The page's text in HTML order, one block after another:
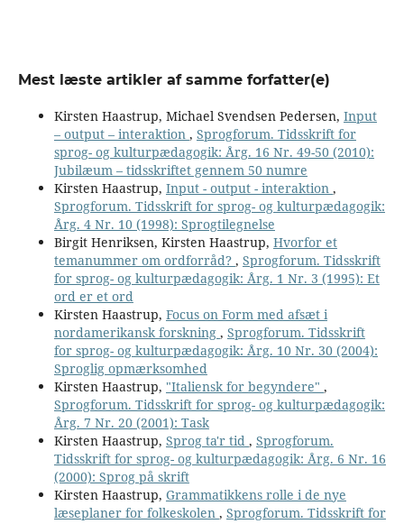
Mest læste artikler af samme forfatter(e)
Kirsten Haastrup, Michael Svendsen Pedersen, Input
– output – interaktion , Sprogforum. Tidsskrift for
sprog- og kulturpædagogik: Årg. 16 Nr. 49-50 (2010):
Jubilæum – tidsskriftet gennem 50 numre
Kirsten Haastrup, Input - output - interaktion ,
Sprogforum. Tidsskrift for sprog- og kulturpædagogik:
Årg. 4 Nr. 10 (1998): Sprogtilegnelse
Birgit Henriksen, Kirsten Haastrup, Hvorfor et
temanummer om ordforråd? , Sprogforum. Tidsskrift
for sprog- og kulturpædagogik: Årg. 1 Nr. 3 (1995): Et
ord er et ord
Kirsten Haastrup, Focus on Form med afsæt i
nordamerikansk forskning , Sprogforum. Tidsskrift
for sprog- og kulturpædagogik: Årg. 10 Nr. 30 (2004):
Sproglig opmærksomhed
Kirsten Haastrup, "Italiensk for begyndere" ,
Sprogforum. Tidsskrift for sprog- og kulturpædagogik:
Årg. 7 Nr. 20 (2001): Task
Kirsten Haastrup, Sprog ta'r tid , Sprogforum.
Tidsskrift for sprog- og kulturpædagogik: Årg. 6 Nr. 16
(2000): Sprog på skrift
Kirsten Haastrup, Grammatikkens rolle i de nye
læseplaner for folkeskolen , Sprogforum. Tidsskrift for